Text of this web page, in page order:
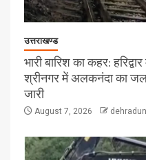
उत्तराखण्ड
भारी बारिश का कहर:
श्रीनगर में अलकनंदा का
जारी
August 7, 2026